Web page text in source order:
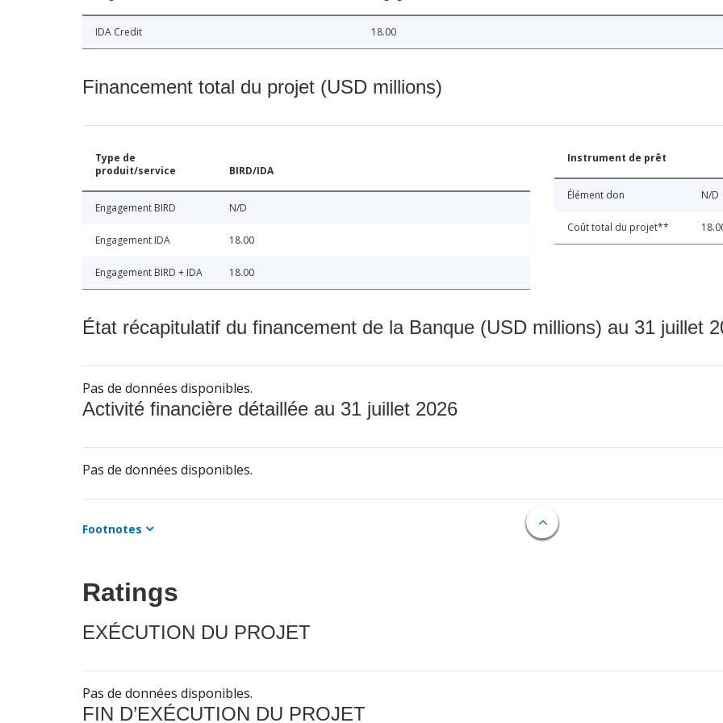
IDA Credit 18.00
Financement total du projet (USD millions)
Type de
produit/service
BIRD/IDA
Engagement BIRD N/D
Engagement IDA 18.00
Engagement BIRD + IDA 18.00
Instrument de prêt
Élément don N/D
Coût total du projet**
État récapitulatif du financement de la Banque (USD millions) au 31 juillet
Pas de données disponibles.
Activité financière détaillée au 31 juillet 2026
Pas de données disponibles.
Footnotes
Ratings
EXÉCUTION DU PROJET
Pas de données disponibles.
FIN D’EXÉCUTION DU PROJET